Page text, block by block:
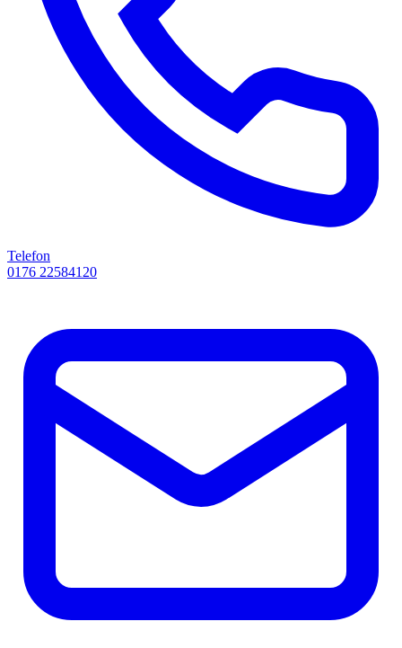
Telefon
0176 22584120